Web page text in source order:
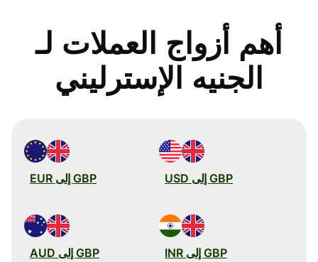
أهم أزواج العملات لـ
الجنيه الإسترليني
GBP إلى USD GBP إلى EUR
GBP إلى INR GBP إلى AUD